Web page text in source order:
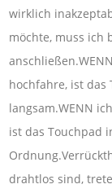
wirklich
möchte, muss ich
hochfahre, ist das
langsam.WENN
ist das Touchpad
drahtlos sind,